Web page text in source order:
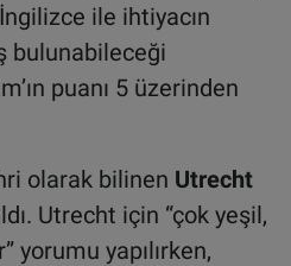
ile ihtiyacın
bulunabileceği
puanı 5 üzerinden
olarak bilinen Utrecht
Utrecht için “çok yeşil,
yorumu yapılırken,